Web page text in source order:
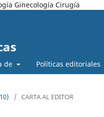
Ginecología Cirugía
de Políticas editoriales
/ CARTA AL EDITOR